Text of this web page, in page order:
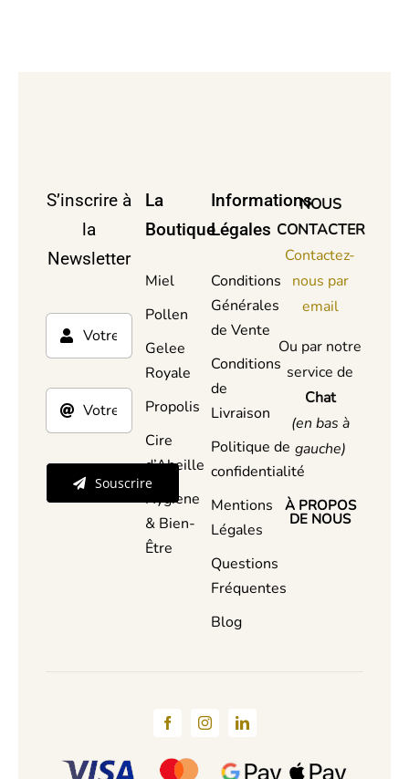
S’inscrire à
la
Newsletter
Souscrire
La
Boutique
Miel
Pollen
Gelee
Royale
Propolis
Cire
d’Abeille
Hygiene
& Bien-
Être
Informations
Légales
Conditions
Générales
de Vente
Conditions
de
Livraison
Politique de
confidentialité
Mentions
Légales
Questions
Fréquentes
Blog
NOUS
CONTACTER
Contactez-
nous par
email
Ou par notre
service de
Chat
(en bas à
gauche)
À PROPOS
DE NOUS